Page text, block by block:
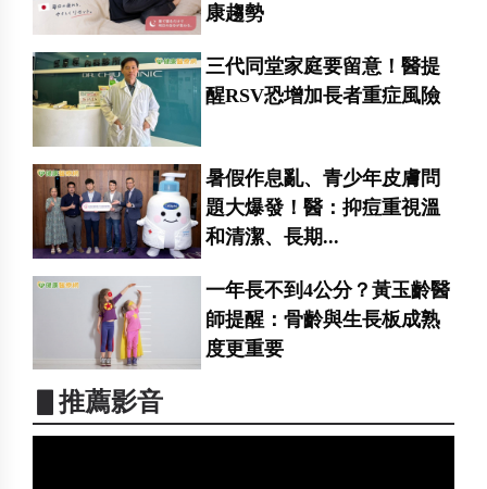
康趨勢
三代同堂家庭要留意！醫提
醒RSV恐增加長者重症風險
暑假作息亂、青少年皮膚問
題大爆發！醫：抑痘重視溫
和清潔、長期...
一年長不到4公分？黃玉齡醫
師提醒：骨齡與生長板成熟
度更重要
▋推薦影音